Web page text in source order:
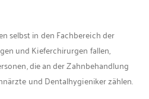
selbst in den Fachbereich der
und Kieferchirurgen fallen,
die an der Zahnbehandlung
und Dentalhygieniker zählen.